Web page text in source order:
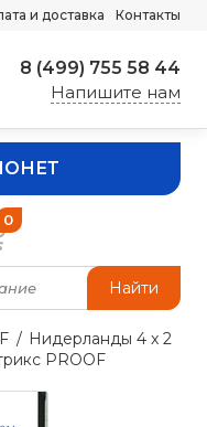
и доставка Контакты
8 (499) 755 58 44
Напишите нам
Найти
0
Нидерланды 4 x 2
PROOF